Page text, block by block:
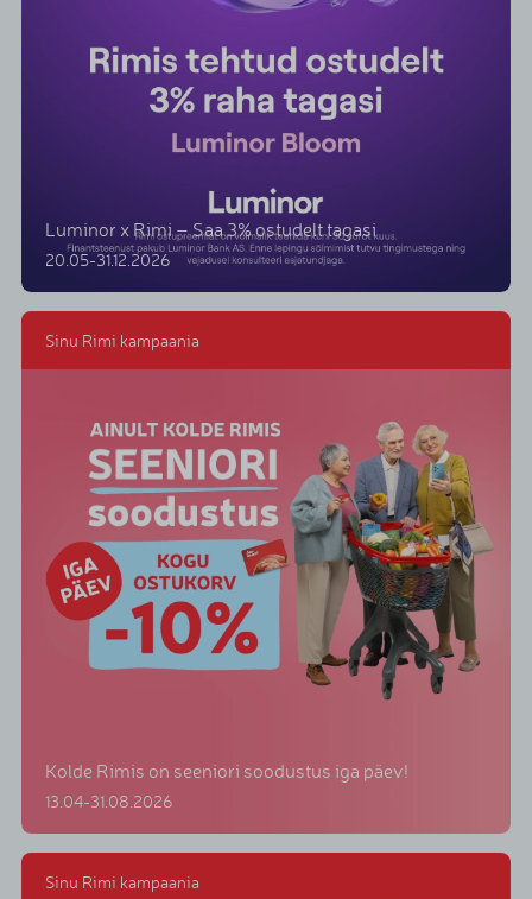
Luminor x Rimi – Saa 3% ostudelt tagasi
20.05-31.12.2026
Sinu Rimi kampaania
Kolde Rimis on seeniori soodustus iga päev!
13.04-31.08.2026
Sinu Rimi kampaania